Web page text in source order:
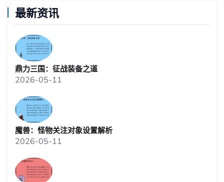
最新资讯
鼎力三国：征战装备之道
2026-05-11
魔兽：怪物关注对象设置解析
2026-05-11